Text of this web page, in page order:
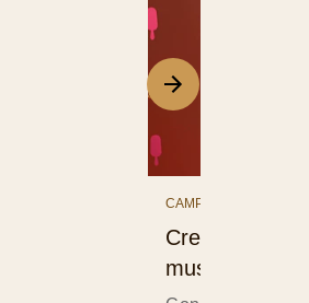
CAMPAIGNS
Creatividad
musical